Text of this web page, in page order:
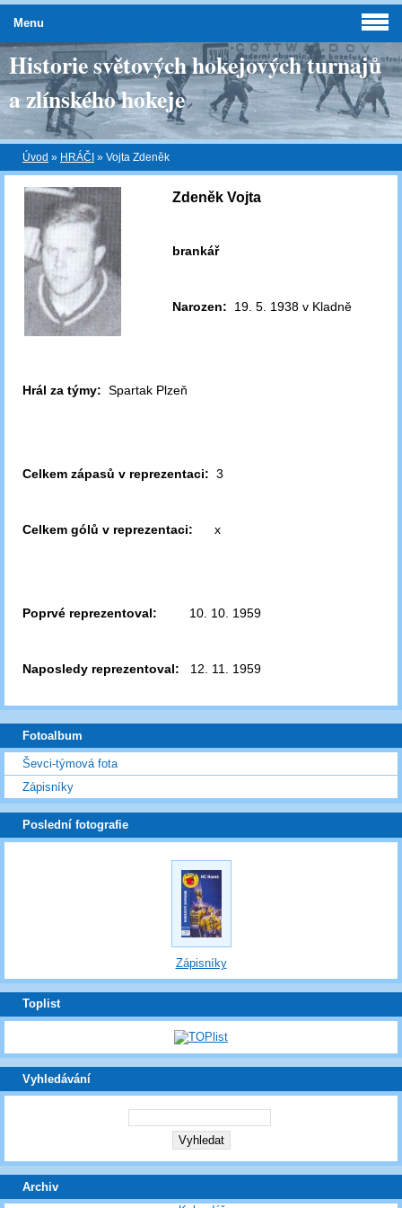
Historie světových hokejových turnajů
a zlínského hokeje
Úvod » HRÁČI » Vojta Zdeněk
Zdeněk Vojta
brankář
Narozen: 19. 5. 1938 v Kladně
Hrál za týmy: Spartak Plzeň
Celkem zápasů v reprezentaci: 3
Celkem gólů v reprezentaci: x
Poprvé reprezentoval: 10. 10. 1959
Naposledy reprezentoval: 12. 11. 1959
Menu
Fotoalbum
Ševci-týmová fota
Zápisníky
Poslední fotografie
Zápisníky
Toplist
Vyhledávání
Archiv